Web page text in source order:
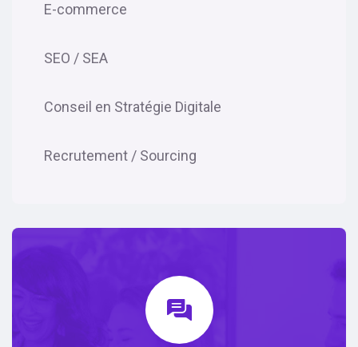
E-commerce
SEO / SEA
Conseil en Stratégie Digitale
Recrutement / Sourcing